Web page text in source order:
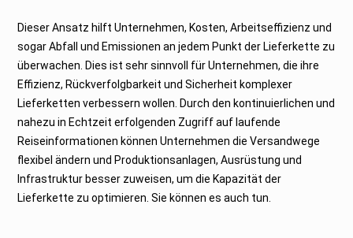
Dieser Ansatz hilft Unternehmen, Kosten, Arbeitseffizienz und
sogar Abfall und Emissionen an jedem Punkt der Lieferkette zu
überwachen. Dies ist sehr sinnvoll für Unternehmen, die ihre
Effizienz, Rückverfolgbarkeit und Sicherheit komplexer
Lieferketten verbessern wollen. Durch den kontinuierlichen und
nahezu in Echtzeit erfolgenden Zugriff auf laufende
Reiseinformationen können Unternehmen die Versandwege
flexibel ändern und Produktionsanlagen, Ausrüstung und
Infrastruktur besser zuweisen, um die Kapazität der
Lieferkette zu optimieren. Sie können es auch tun.